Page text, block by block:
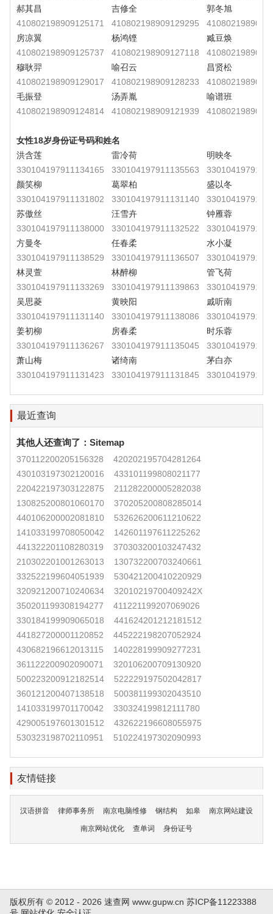
郝其昌
410802198909125171
吉修全
410802198909129295
郭冬旭
房凉翼
410802198909125737
杨鸿铿
410802198909127118
臧豆焕
穆耿羿
410802198909129017
喻召云
410802198909128233
昌贤松
毛振登
410802198909124814
汤弄胤
410802198909121939
喻谱班
女性18岁身份证号码和姓名
洪含莲
330104197911134165
雷冷荷
330104197911135563
明映冬
颜笑柳
330104197911131802
葛翠柏
330104197911131140
盛以冬
苏傲丝
330104197911138000
汪雪卉
330104197911132522
钟雁蓉
方曼冬
330104197911138529
任春柔
330104197911136507
水小凝
林灵萱
330104197911133269
林醉柳
330104197911139863
管飞荷
吴思菱
330104197911131140
黄映阳
330104197911138086
戚听南
姜初柳
330104197911136267
房春柔
330104197911135045
时乐蓉
萧山梅
330104197911131423
诸绮南
330104197911131845
茅白亦
最近查询
其他人还查询了： Sitemap
370112200205156328
420202195704281264
430103197302120016
433101199808021177
220422197303122875
211282200005282038
130825200801060170
370205200808285014
440106200002081810
532626200611210622
141033199708050042
142601197611225262
441322201108280319
370303200103247432
210302201001263013
130732200703240661
332522199604051939
530421200410220929
320921200710240634
32010219700409242X
350201199308194277
411221199207069026
330184199909065018
441624201212181512
441827200001120852
445222198207052924
430682196612013115
140228199909277231
361122200902090071
320106200709130920
500223200912182514
522229197502042817
360121200407138518
500381199302043510
141033199701170042
330324199812111780
429005197601301512
432622196608055975
530323198702110951
510224197302090993
友情链接
汉语拼音 律师事务所 南京电脑维修 钢结构 如皋 南京网站建设
南京网站优化 查单词 身份证号
版权所有 © 2012 - 2026 速查网 www.gupw.cn 苏ICP备11223388